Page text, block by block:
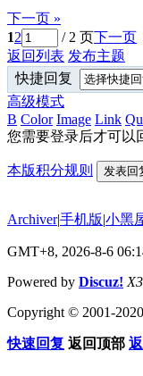
下一页 »
12 / 2 页下一页
返回列表 发布主题
快捷回复
高级模式
B Color Image Link
您需要登录后才可以
本版积分规则 发表回
Archiver|手机版|小黑
GMT+8, 2026-8-6
Powered by Discuz!
Copyright © 2001-
快速回复 返回顶部